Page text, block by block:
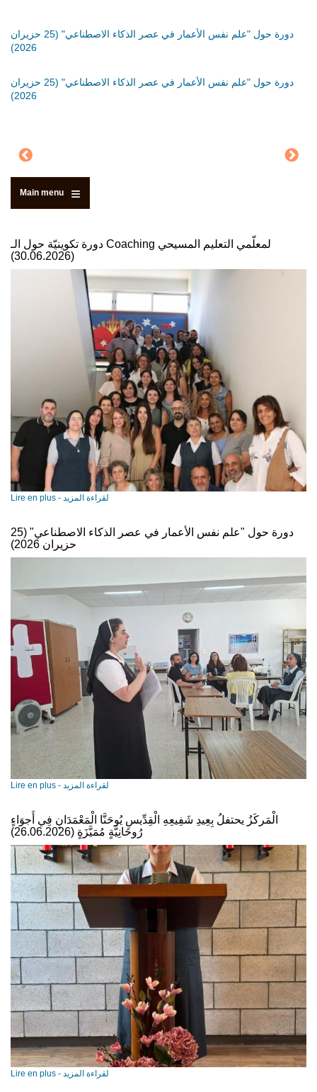
دورة حول "علم نفس الأعمار في عصر الذكاء الاصطناعي" (25 حزيران
2026)
دورة حول "علم نفس الأعمار في عصر الذكاء الاصطناعي" (25 حزيران
2026)
Main menu
دورة تكوينيّة حول الـ Coaching لمعلّمي التعليم المسيحي
(30.06.2026)
Lire en plus - لقراءة المزيد
دورة حول "علم نفس الأعمار في عصر الذكاء الاصطناعي" (25
حزيران 2026)
Lire en plus - لقراءة المزيد
الْمَركَزُ يحتفلُ بِعِيدِ شَفِيعِهِ الْقِدِّيسِ يُوحَنَّا الْمَعْمَدَانِ فِي أَجوَاءٍ
رُوحَانِيَّةٍ مُمَيَّزَةٍ (26.06.2026)
Lire en plus - لقراءة المزيد